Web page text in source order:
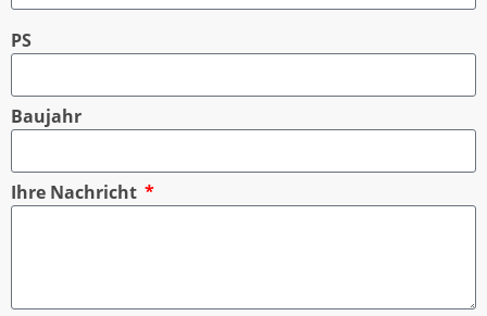
PS
Baujahr
Ihre Nachricht